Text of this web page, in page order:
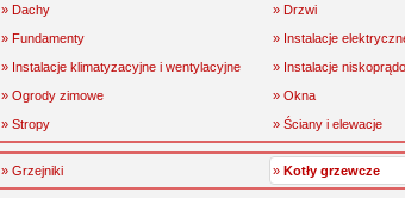
» Dachy
» Drzwi
» Fundamenty
» Instalacje
» Instalacje klimatyzacyjne i wentylacyjne
» Instalacje
» Ogrody zimowe
» Okna
» Stropy
» Ściany i elewacje
» Grzejniki » Kotły grzewcze